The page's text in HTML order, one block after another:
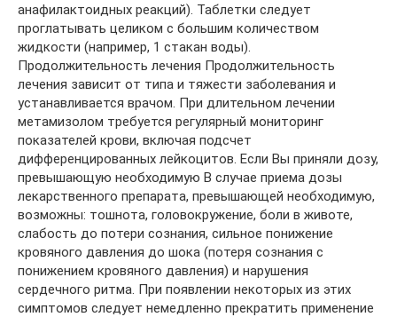
анафилактоидных реакций). Таблетки следует
проглатывать целиком с большим количеством
жидкости (например, 1 стакан воды).
Продолжительность лечения Продолжительность
лечения зависит от типа и тяжести заболевания и
устанавливается врачом. При длительном лечении
метамизолом требуется регулярный мониторинг
показателей крови, включая подсчет
дифференцированных лейкоцитов. Если Вы приняли дозу,
превышающую необходимую В случае приема дозы
лекарственного препарата, превышающей необходимую,
возможны: тошнота, головокружение, боли в животе,
слабость до потери сознания, сильное понижение
кровяного давления до шока (потеря сознания с
понижением кровяного давления) и нарушения
сердечного ритма. При появлении некоторых из этих
симптомов следует немедленно прекратить применение